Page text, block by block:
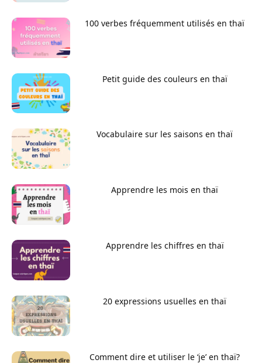
100 verbes fréquemment utilisés en thaï
Petit guide des couleurs en thaï
Vocabulaire sur les saisons en thaï
Apprendre les mois en thaï
Apprendre les chiffres en thaï
20 expressions usuelles en thaï
Comment dire et utiliser le ‘je’ en thaï?